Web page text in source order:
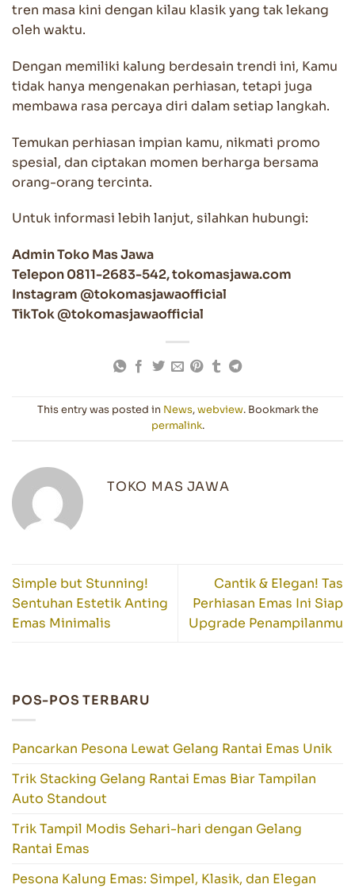
tren masa kini dengan kilau klasik yang tak lekang
oleh waktu.
Dengan memiliki kalung berdesain trendi ini, Kamu
tidak hanya mengenakan perhiasan, tetapi juga
membawa rasa percaya diri dalam setiap langkah.
Temukan perhiasan impian kamu, nikmati promo
spesial, dan ciptakan momen berharga bersama
orang-orang tercinta.
Untuk informasi lebih lanjut, silahkan hubungi:
Admin Toko Mas Jawa
Telepon 0811-2683-542, tokomasjawa.com
Instagram @tokomasjawaofficial
TikTok @tokomasjawaofficial
This entry was posted in News,webview. Bookmark the
permalink.
TOKO MAS JAWA
Simple but Stunning!
Sentuhan Estetik Anting
Emas Minimalis
Cantik & Elegan! Tas
Perhiasan Emas Ini Siap
Upgrade Penampilanmu
POS-POS TERBARU
Pancarkan Pesona Lewat Gelang Rantai Emas Unik
Trik Stacking Gelang Rantai Emas Biar Tampilan
Auto Standout
Trik Tampil Modis Sehari-hari dengan Gelang
Rantai Emas
Pesona Kalung Emas: Simpel, Klasik, dan Elegan